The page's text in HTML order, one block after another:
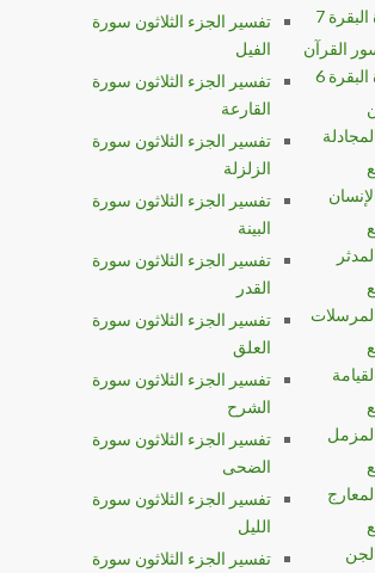
7
القرآن
6
تفسير الجزء الثلاثون سورة
الفيل
تفسير الجزء الثلاثون سورة
القارعة
تفسير الجزء الثلاثون سورة
الزلزلة
تفسير الجزء الثلاثون سورة
البينة
تفسير الجزء الثلاثون سورة
القدر
تفسير الجزء الثلاثون سورة
العلق
تفسير الجزء الثلاثون سورة
الشرح
تفسير الجزء الثلاثون سورة
الضحى
تفسير الجزء الثلاثون سورة
الليل
تفسير الجزء الثلاثون سورة